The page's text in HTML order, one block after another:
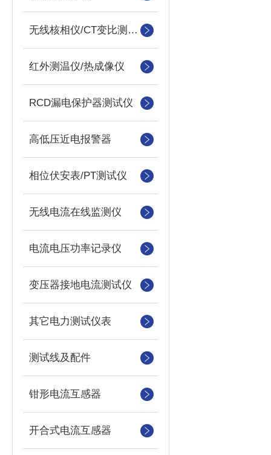
无线核相仪/CT变比测试仪
红外测温仪/热成像仪
RCD漏电保护器测试仪
高低压近电报警器
相位伏安表/PT测试仪
无线电流在线监测仪
电流电压功率记录仪
变压器接地电流测试仪
其它电力测试仪表
测试线及配件
钳形电流互感器
开合式电流互感器